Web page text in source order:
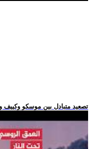
.. تصعيد متبادل بين موسكو